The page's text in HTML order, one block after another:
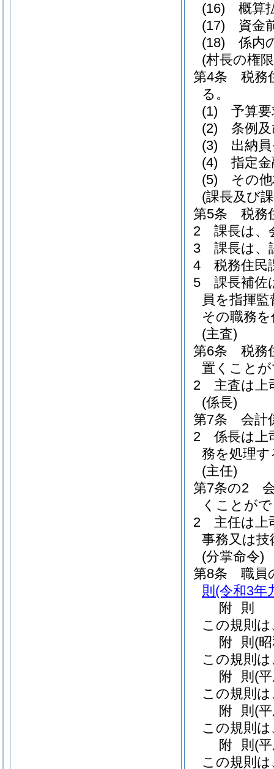
(16)
概算
(17)
資金
(18)
係内
(村長の権
第4条
税務
る。
(1)
予算
(2)
条例
(3)
出納
(4)
指定
(5)
その
(課長及び
第5条
税務
2
課長は、
3
課長は、
4
税務住民
5
課長補佐
員を指揮
その職務
(主査)
第6条
税務
置くこと
2
主査は上
(係長)
第7条
会計
2
係長は上
務を処理す
(主任)
第7条の2
くことが
2
主任は上
事務又は
(分掌命令)
第8条
職員
則 (令和3年
附 則
この規則
附 則 (
この規則
附 則 (
この規則
附 則 (
この規則
附 則 (
この規則